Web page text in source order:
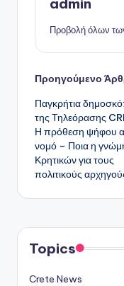
admin
Προβολή όλων
Προηγούμενο
Παγκρήτια
της Τηλεόρασης
Η πρόθεση ψήφου
νομό – Ποια η
Κρητικών για τους
πολιτικούς
Topics
Crete News